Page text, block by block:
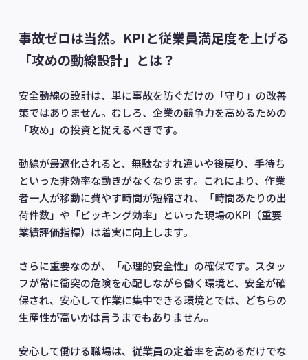
事故ゼロは当然。KPIと従業員満足度を上げる
「攻めの動線設計」とは？
安全動線の設計は、単に事故を防ぐだけの「守り」の改善
策ではありません。むしろ、企業の競争力を高めるための
「攻め」の投資と捉えるべきです。
動線が最適化されると、無駄なすれ違いや後戻り、手待ち
といった非効率な動きがなくなります。これにより、作業
者一人が移動に費やす時間が短縮され、「時間あたりの出
荷件数」や「ピッキング効率」といった現場のKPI（重要
業績評価指標）は着実に向上します。
さらに重要なのが、「心理的安全性」の確保です。スタッ
フが常に衝突の危険を心配しながら働く環境と、安全が確
保され、安心して作業に集中できる環境とでは、どちらの
生産性が高いかは言うまでもありません。
安心して働ける職場は、従業員の定着率を高めるだけでな